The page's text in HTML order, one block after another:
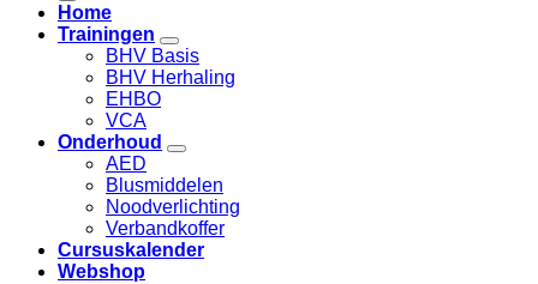
Home
Trainingen
BHV Basis
BHV Herhaling
EHBO
VCA
Onderhoud
AED
Blusmiddelen
Noodverlichting
Verbandkoffer
Cursuskalender
Webshop